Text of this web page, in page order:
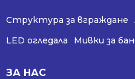
Структура за вграждане
LED огледала
Мивки за
ЗА НАС